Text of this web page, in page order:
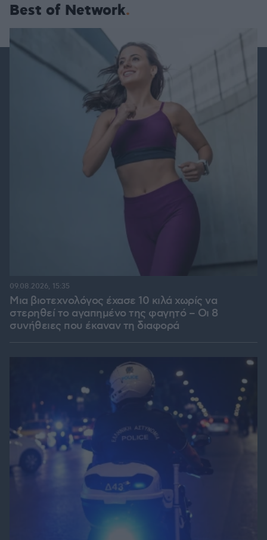
Best of Network
Μια βιοτεχνολόγος έχασε 10 κιλά χωρίς να
στερηθεί το αγαπημένο της φαγητό – Οι 8
συνήθειες που έκαναν τη διαφορά
09.08.2026, 15:35